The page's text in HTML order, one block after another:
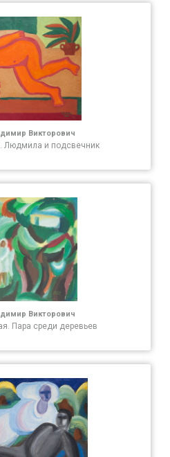
Викторович
Людмила и подсвечник
Викторович
Пара среди деревьев